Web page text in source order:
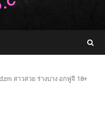
สาวสวย ร่างบาง อกฟูจิ 18+